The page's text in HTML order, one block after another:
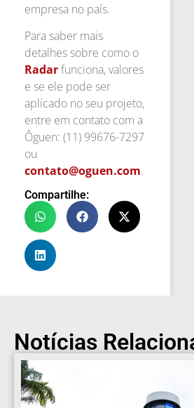
empresa no país.
Para saber mais
detalhes sobre como o
Radarfunciona, valores
e se ele pode ser
aplicado no seu projeto,
entre em contato com a
Ôguen: (11) 99676-7297
ou
contato@oguen.com.
Compartilhe:
Notícias